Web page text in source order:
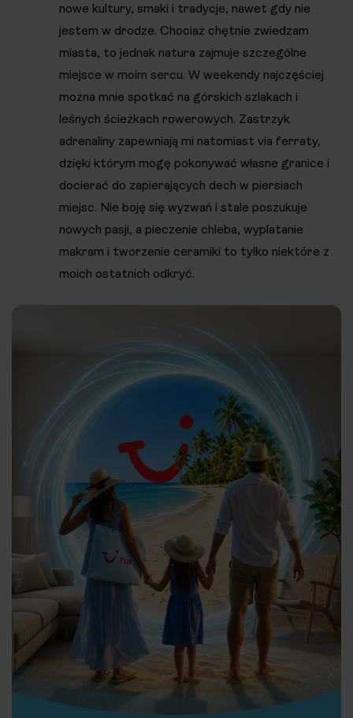
nowe kultury, smaki i tradycje, nawet gdy nie
jestem w drodze. Chociaż chętnie zwiedzam
miasta, to jednak natura zajmuje szczególne
miejsce w moim sercu. W weekendy najczęściej
można mnie spotkać na górskich szlakach i
leśnych ścieżkach rowerowych. Zastrzyk
adrenaliny zapewniają mi natomiast via ferraty,
dzięki którym mogę pokonywać własne granice i
docierać do zapierających dech w piersiach
miejsc. Nie boję się wyzwań i stale poszukuje
nowych pasji, a pieczenie chleba, wyplatanie
makram i tworzenie ceramiki to tylko niektóre z
moich ostatnich odkryć.